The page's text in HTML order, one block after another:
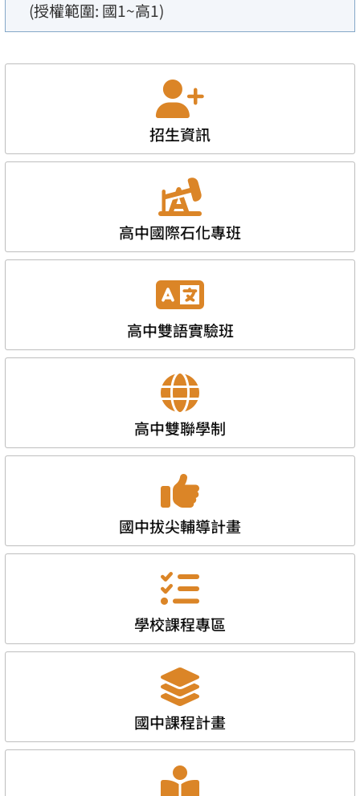
(授權範圍: 國1~高1)
招生資訊
高中國際石化專班
高中雙語實驗班
高中雙聯學制
國中拔尖輔導計畫
學校課程專區
國中課程計畫